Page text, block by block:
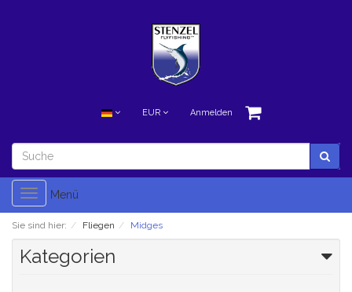
EUR Anmelden
Toggle
navigation
Menü
Sie sind hier: Fliegen Midges
Kategorien